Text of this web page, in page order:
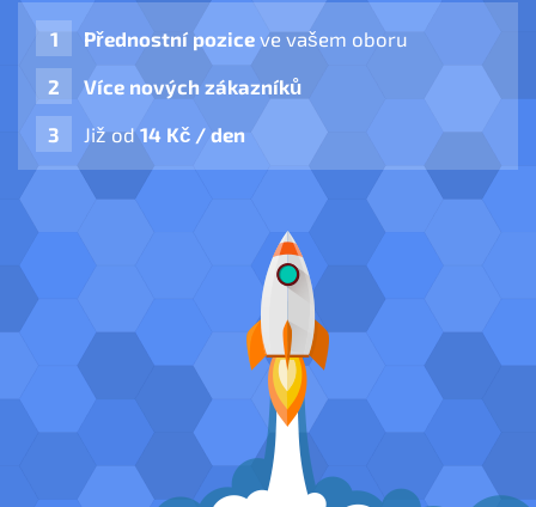
Přednostní pozice ve vašem oboru
Více nových zákazníků
Již od14 Kč / den